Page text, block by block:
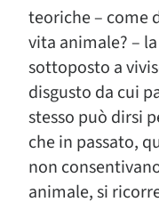
teoriche – come
vita animale? –
sottoposto a
disgusto da cui
stesso può dirsi
che in passato,
non
animale, si